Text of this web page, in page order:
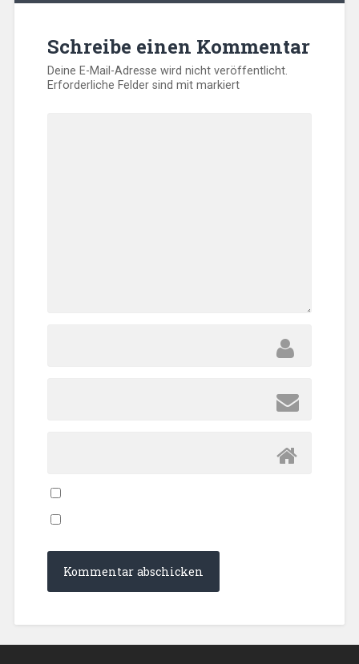
Schreibe einen Kommentar
Deine E-Mail-Adresse wird nicht veröffentlicht.
Erforderliche Felder sind mitmarkiert